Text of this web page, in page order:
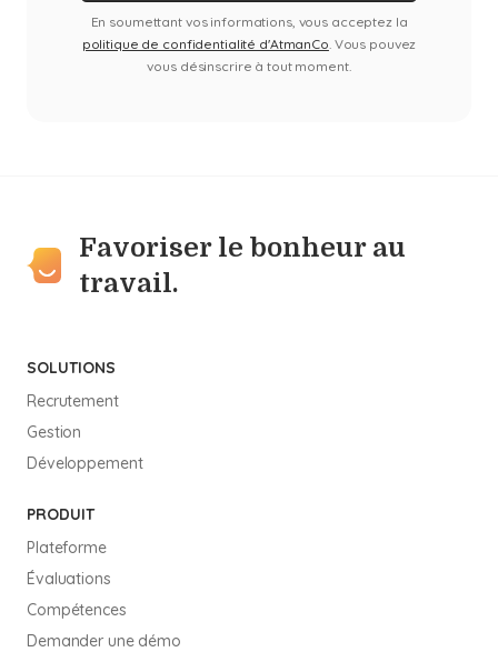
En soumettant vos informations, vous acceptez la
politique de confidentialité d'AtmanCo. Vous pouvez
vous désinscrire à tout moment.
Favoriser le bonheur au
travail.
SOLUTIONS
Recrutement
Gestion
Développement
PRODUIT
Plateforme
Évaluations
Compétences
Demander une démo